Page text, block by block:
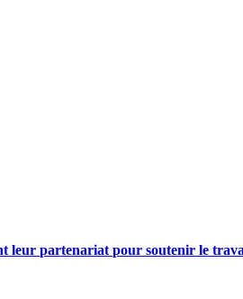
leur partenariat pour soutenir le